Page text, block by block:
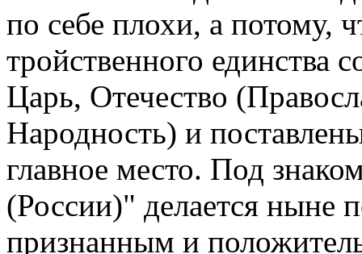
по себе плохи, а потому,
тройственного единства
Царь, Отечество
Народность) и
главное место. Под
(России)" делается ныне
признанным и